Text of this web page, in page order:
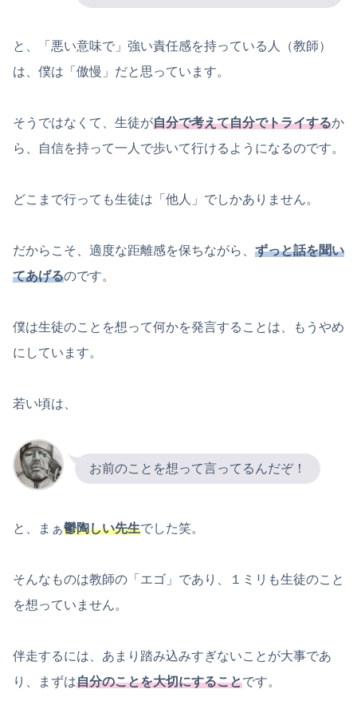
と、「悪い意味で」強い責任感を持っている人（教師）
は、僕は「傲慢」だと思っています。
そうではなくて、生徒が自分で考えて自分でトライするか
ら、自信を持って一人で歩いて行けるようになるのです。
どこまで行っても生徒は「他人」でしかありません。
だからこそ、適度な距離感を保ちながら、 ずっと話を聞い
てあげるのです。
僕は生徒のことを想って何かを発言することは、もうやめ
にしています。
若い頃は、
お前のことを想って言ってるんだぞ！
と、まぁ鬱陶しい先生でした笑。
そんなものは教師の「エゴ」であり、１ミリも生徒のこと
を想っていません。
伴走するには、あまり踏み込みすぎないことが大事であ
り、まずは自分のことを大切にすることです。